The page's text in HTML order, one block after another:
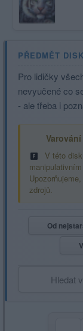
PŘEDMĚT
Pro lidičky
nevyučené co
- ale třeba i
Varování
V této
zdrojů.
Od